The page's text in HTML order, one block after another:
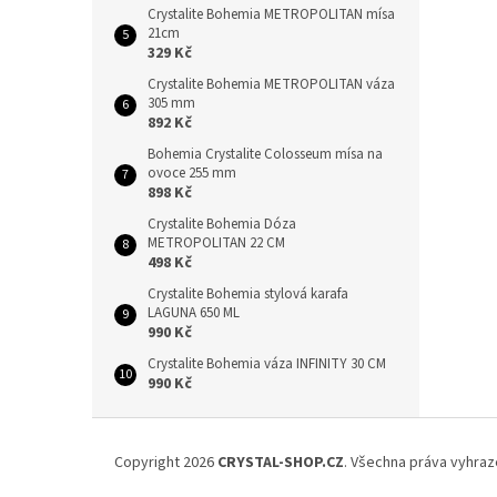
Crystalite Bohemia METROPOLITAN mísa
21cm
329 Kč
Crystalite Bohemia METROPOLITAN váza
305 mm
892 Kč
Bohemia Crystalite Colosseum mísa na
ovoce 255 mm
898 Kč
Crystalite Bohemia Dóza
METROPOLITAN 22 CM
498 Kč
Crystalite Bohemia stylová karafa
LAGUNA 650 ML
990 Kč
Crystalite Bohemia váza INFINITY 30 CM
990 Kč
Copyright 2026 CRYSTAL-SHOP.CZ. Všechna práva